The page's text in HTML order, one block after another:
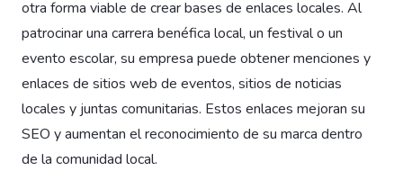
otra forma viable de crear bases de enlaces locales. Al
patrocinar una carrera benéfica local, un festival o un
evento escolar, su empresa puede obtener menciones y
enlaces de sitios web de eventos, sitios de noticias
locales y juntas comunitarias. Estos enlaces mejoran su
SEO y aumentan el reconocimiento de su marca dentro
de la comunidad local.